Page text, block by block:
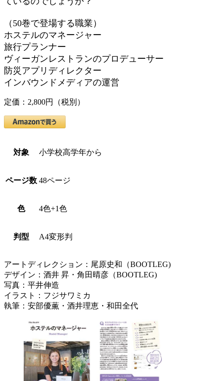
（50巻で登場する職業）
ホステルのマネージャー
旅行プランナー
ヴィーガンレストランのプロデューサー
防災アプリディレクター
インバウンドメディアの運営
定価：2,800円（税別）
対象 小学校高学年から
ページ数 48ページ
色 4色+1色
判型 A4変形判
アートディレクション：尾原史和（BOOTLEG)
デザイン：酒井 昇・角田晴彦（BOOTLEG)
写真：平井伸造
イラスト：フジサワミカ
執筆：安部優薫・酒井理恵・和田全代